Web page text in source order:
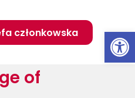
członkowska
of